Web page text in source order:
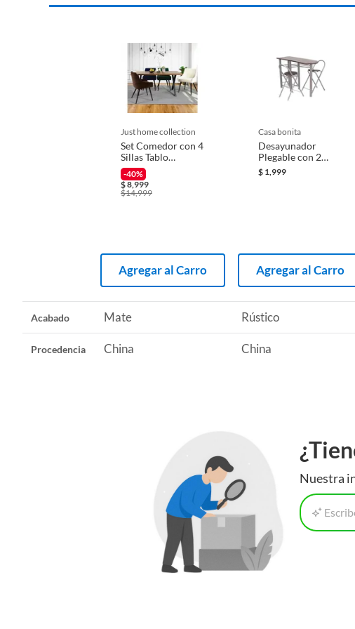
just home collection
Set Comedor con 4
Sillas Tablo
160x90x75 cm
-40%
$8,999
$14,999
Agregar al Carro
casa bonita
Desayunador
Plegable con 2
Sillas 120X40X78.5
cm
$ 1,999
Agregar al Carro
Acabado Mate Rústico
Procedencia China China
Nuestra